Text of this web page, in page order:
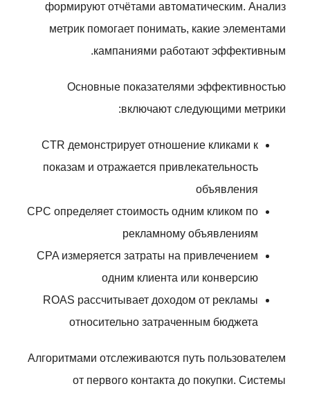
формируют отчётами автоматическим. Анализ
метрик помогает понимать, какие элементами
кампаниями работают эффективным.
Основные показателями эффективностью
включают следующими метрики:
CTR демонстрирует отношение кликами к
показам и отражается привлекательность
объявления
CPC определяет стоимость одним кликом по
рекламному объявлениям
CPA измеряется затраты на привлечением
одним клиента или конверсию
ROAS рассчитывает доходом от рекламы
относительно затраченным бюджета
Алгоритмами отслеживаются путь пользователем
от первого контакта до покупки. Системы